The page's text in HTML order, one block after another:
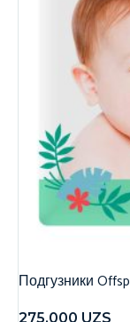
Подгузники
275,000 UZS